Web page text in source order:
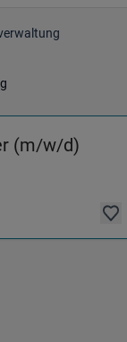
(m/w/d)